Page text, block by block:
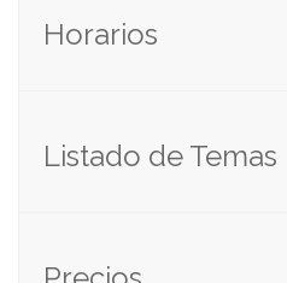
Horarios
Listado de Temas